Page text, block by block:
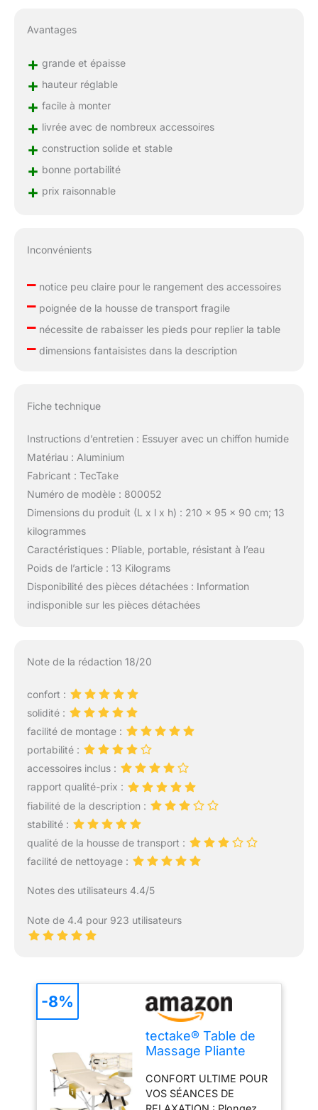
fonction de transport
soyez un professionnel
Avantages
+ grande et épaisse
+ hauteur réglable
+ facile à monter
+ livrée avec de nombreux accessoires
+ construction solide et stable
+ bonne portabilité
+ prix raisonnable
Inconvénients
–notice peu claire pour le rangement des accessoires
–poignée de la housse de transport fragile
–nécessite de rabaisser les pieds pour replier la table
–dimensions fantaisistes dans la description
Fiche technique
Instructions d’entretien : Essuyer avec un chiffon humide
Matériau : Aluminium
Fabricant : TecTake
Numéro de modèle : 800052
Dimensions du produit (L x l x h) : 210 x 95 x 90 cm; 13
kilogrammes
Caractéristiques : Pliable, portable, résistant à l’eau
Poids de l’article : 13 Kilograms
Disponibilité des pièces détachées : Information
indisponible sur les pièces détachées
Note de la rédaction 18/20
confort :
solidité :
facilité de montage :
portabilité :
accessoires inclus :
rapport qualité-prix :
fiabilité de la description :
stabilité :
qualité de la housse de transport :
facilité de nettoyage :
Notes des utilisateurs 4.4/5
Note de 4.4 pour 923 utilisateurs
tectake® Table de
Massage Pliante
Zones Aluminium
Cosmetique Lit de
CONFORT ULTIME POUR
VOS SÉANCES DE
-8%